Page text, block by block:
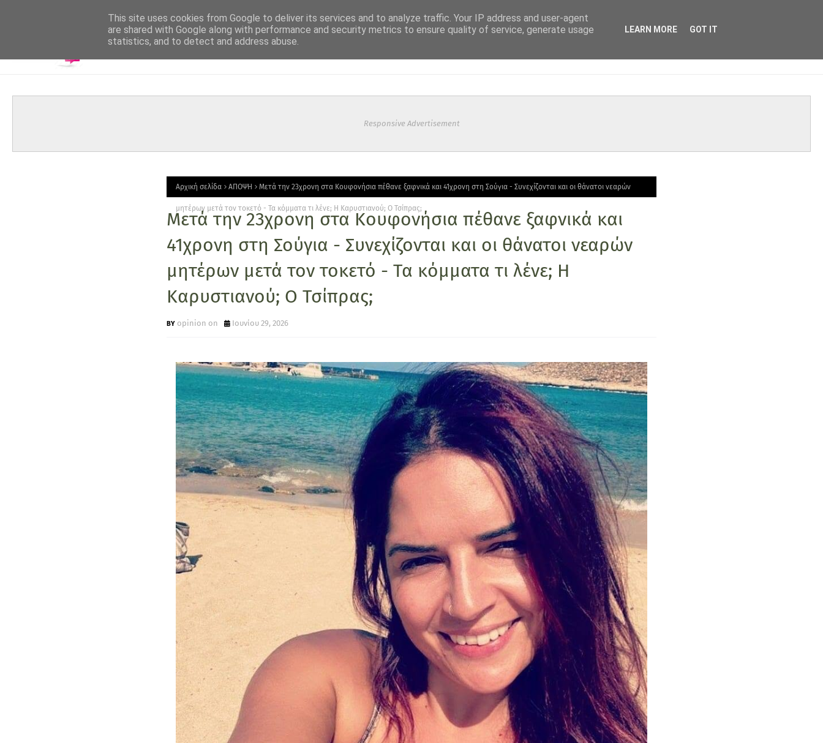
Responsive Advertisement
Αρχική σελίδα ΑΠΟΨΗ Mετά την 23χρονη στα Κουφονήσια πέθανε ξαφνικά και 41χρονη στη Σούγια - Συνεχίζονται και οι θάνατοι νεαρών
μητέρων μετά τον τοκετό - Τα κόμματα τι λένε; Η Καρυστιανού; Ο Τσίπρας;
Mετά την 23χρονη στα Κουφονήσια πέθανε ξαφνικά και
41χρονη στη Σούγια - Συνεχίζονται και οι θάνατοι νεαρών
μητέρων μετά τον τοκετό - Τα κόμματα τι λένε; Η
Καρυστιανού; Ο Τσίπρας;
opinion on Ιουνίου 29, 2026
This site uses cookies from Google to deliver its services and to analyze traffic. Your IP address and user-agent
are shared with Google along with performance and security metrics to ensure quality of service, generate usage
statistics, and to detect and address abuse.
LEARN MORE GOT IT